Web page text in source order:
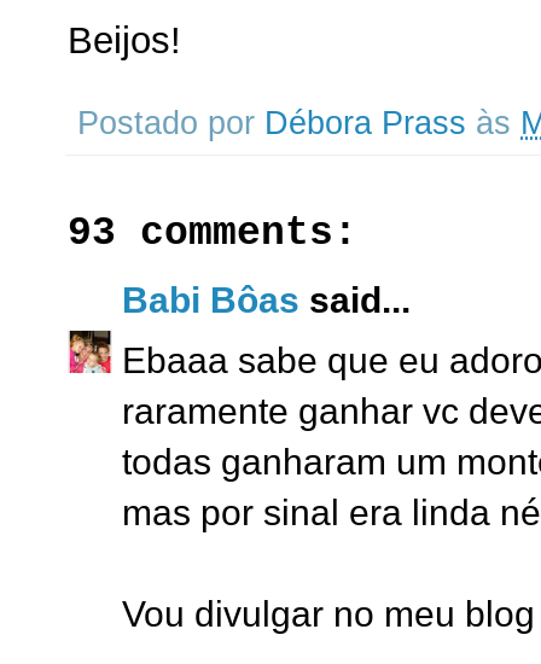
Beijos!
Postado por Débora Prass às
93 comments:
Babi Bôas said...
Ebaaa sabe que eu
raramente ganhar vc
todas ganharam um
mas por sinal era linda
Vou divulgar no meu